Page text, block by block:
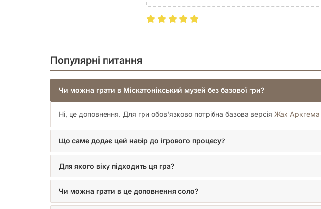
Популярні питання
Чи можна грати в Міскатонікський музей без базової гри?
Ні, це доповнення. Для гри обов'язково потрібна базова версія Жах Аркгема
Що саме додає цей набір до ігрового процесу?
Для якого віку підходить ця гра?
Чи можна грати в це доповнення соло?